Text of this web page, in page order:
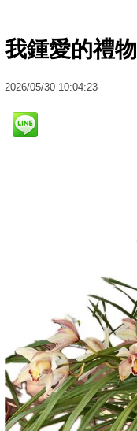
我鍾愛的禮物
2026/05/30 10:04:23